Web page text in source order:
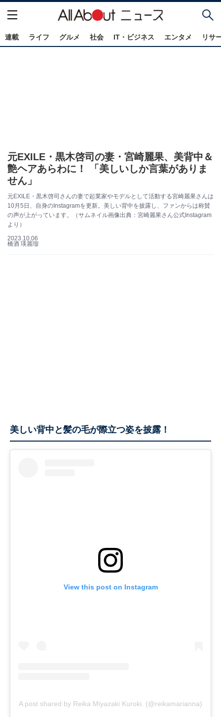
連載 ライフ グルメ 社会 IT・ビジネス エンタメ リサ
元EXILE・黒木啓司の妻・宮崎麗果、美背中＆
艶ヘアあらわに！ 「美しいしか言葉がありま
せん」
元EXILE・黒木啓司さんの妻で起業家やモデルとして活動する宮崎麗果さんは
10月5日、自身のInstagramを更新。美しい背中を披露し、ファンからは称賛
の声が上がっています。（サムネイル画像出典：宮崎麗果さん公式Instagram
より）
2023.10.06
橋酒 瑛麗瑠
美しい背中と髪の毛が際立つ姿を披露！
View this post on Instagram
A post shared by Reika Miyazaki Kuroki. (@reikamarianna)